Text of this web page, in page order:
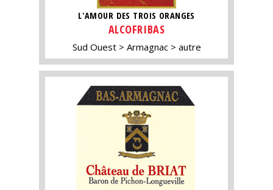
L'AMOUR DES TROIS ORANGES
ALCOFRIBAS
Sud Ouest Armagnac autre